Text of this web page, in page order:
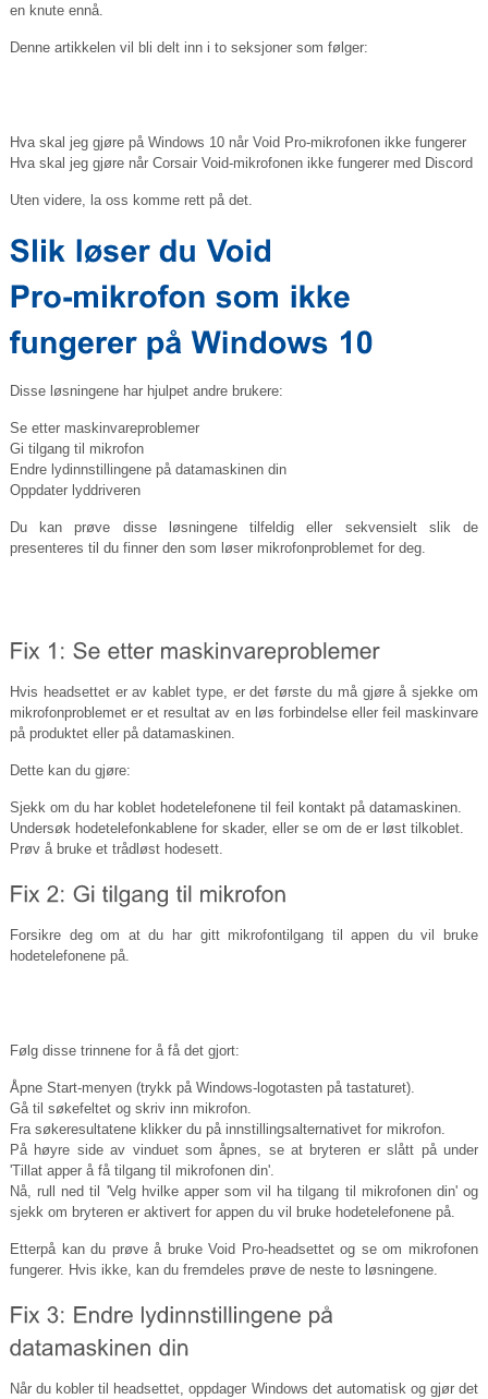
en knute ennå.
Denne artikkelen vil bli delt inn i to seksjoner som følger:
Hva skal jeg gjøre på Windows 10 når Void Pro-mikrofonen ikke fungerer
Hva skal jeg gjøre når Corsair Void-mikrofonen ikke fungerer med Discord
Uten videre, la oss komme rett på det.
Disse løsningene har hjulpet andre brukere:
Se etter maskinvareproblemer
Gi tilgang til mikrofon
Endre lydinnstillingene på datamaskinen din
Oppdater lyddriveren
Du kan prøve disse løsningene tilfeldig eller sekvensielt slik de
presenteres til du finner den som løser mikrofonproblemet for deg.
Hvis headsettet er av kablet type, er det første du må gjøre å sjekke om
mikrofonproblemet er et resultat av en løs forbindelse eller feil maskinvare
på produktet eller på datamaskinen.
Dette kan du gjøre:
Sjekk om du har koblet hodetelefonene til feil kontakt på datamaskinen.
Undersøk hodetelefonkablene for skader, eller se om de er løst tilkoblet.
Prøv å bruke et trådløst hodesett.
Forsikre deg om at du har gitt mikrofontilgang til appen du vil bruke
hodetelefonene på.
Følg disse trinnene for å få det gjort:
Åpne Start-menyen (trykk på Windows-logotasten på tastaturet).
Gå til søkefeltet og skriv inn mikrofon.
Fra søkeresultatene klikker du på innstillingsalternativet for mikrofon.
På høyre side av vinduet som åpnes, se at bryteren er slått på under
'Tillat apper å få tilgang til mikrofonen din'.
Nå, rull ned til 'Velg hvilke apper som vil ha tilgang til mikrofonen din' og
sjekk om bryteren er aktivert for appen du vil bruke hodetelefonene på.
Etterpå kan du prøve å bruke Void Pro-headsettet og se om mikrofonen
fungerer. Hvis ikke, kan du fremdeles prøve de neste to løsningene.
Når du kobler til headsettet, oppdager Windows det automatisk og gjør det